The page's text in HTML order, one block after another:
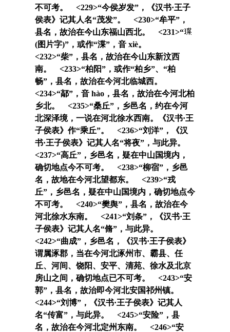
不可考。 <229>“今侯岁发”，《汉书·王子
侯表》记其人名“茂发”。 <230>“牟平”，
县名，故治在今山东福山西北。 <231>“
(图片字)”，或作“渫”，音 xiè。
<232>“柴”，县名，故治在今山东新汶西
南。 <233>“柏阳”，或作“柏乡”、“柏
畅”，县名，故治在今河北临城西。
<234>“鄗”，音 hào，县名，故治在今河北柏
乡北。 <235>“桑丘”，乡邑名，约在今河
北深泽境，一说在河北徐水西南。《汉书·王
子侯表》作“乘丘”。 <236>“刘洋”，《汉
书·王子侯表》记其人名“将夜”，与此异。
<237>“高丘”，乡邑名，疑在中山国境内，
确切地点今不可考。 <238>“柳宿”，乡邑
名，故地在今河北望都东。 <239>“戎
丘”，乡邑名，疑在中山国境内，确切地点今
不可考。 <240>“樊舆”，县名，故治在今
河北徐水东南。 <241>“刘条”，《汉书·王
子侯表》记其人名“脩”，与此异。
<242>“曲成”，乡邑名，《汉书·王子侯表》
谓属涿郡，当在今河北涿州市、霸县、任
丘、河间、饶阳、安平、清苑、徐水及北京
房山之间，确切地点已不可考。 <243>“安
郭”，县名，故治即今河北安国祁州镇。
<244>“刘博”，《汉书·王子侯表》记其人
名“传富”，与此异。 <245>“安险”，县
名，故治在今河北定州东南。 <246>“安